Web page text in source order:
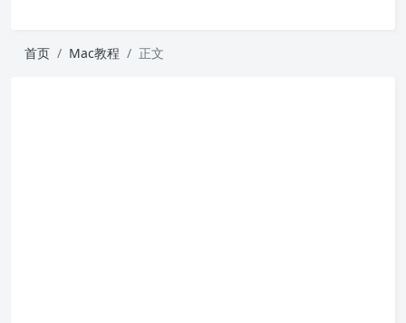
首页 Mac教程 正文